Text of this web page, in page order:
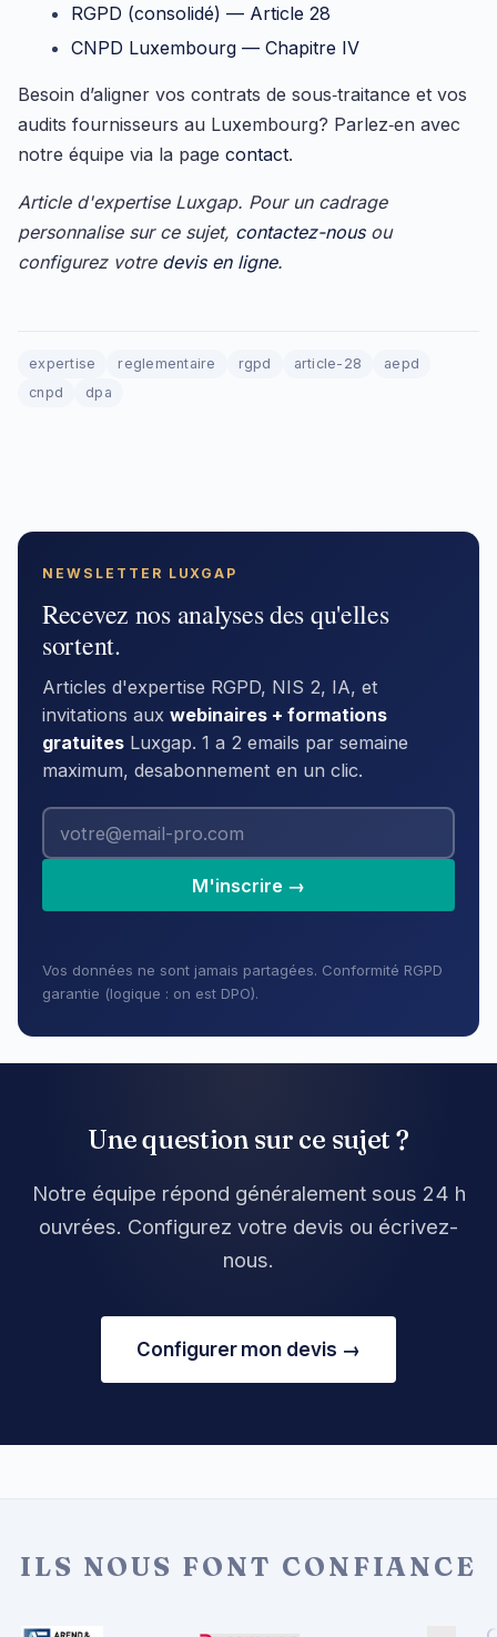
RGPD (consolidé) — Article 28
CNPD Luxembourg — Chapitre IV
Besoin d’aligner vos contrats de sous‑traitance et vos
audits fournisseurs au Luxembourg? Parlez‑en avec
notre équipe via la page contact.
Article d'expertise Luxgap. Pour un cadrage
personnalise sur ce sujet, contactez-nousou
configurez votre devis en ligne.
expertise reglementaire rgpd article-28
aepd
cnpd
dpa
NEWSLETTER LUXGAP
Recevez nos analyses des qu'elles
sortent.
Articles d'expertise RGPD, NIS 2, IA, et
invitations aux webinaires + formations
gratuites Luxgap. 1 a 2 emails par semaine
maximum, desabonnement en un clic.
M'inscrire →
Vos données ne sont jamais partagées. Conformité RGPD
garantie (logique : on est DPO).
Une question sur ce sujet ?
Notre équipe répond généralement sous 24 h
ouvrées. Configurez votre devis ou écrivez-
nous.
Configurer mon devis →
ILS NOUS FONT CONFIANCE